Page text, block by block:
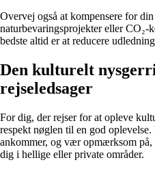
Overvej også at kompensere for
naturbevaringsprojekter eller CO₂-
bedste altid er at reducere
Den kulturelt
rejseledsager
For dig, der rejser for at opleve
respekt nøglen til en god
ankommer, og vær opmærksom
dig i hellige eller private områder.